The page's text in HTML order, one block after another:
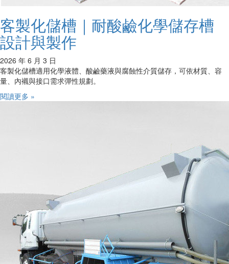
客製化儲槽｜耐酸鹼化學儲存槽
設計與製作
2026 年 6 月 3 日
客製化儲槽適用化學液體、酸鹼藥液與腐蝕性介質儲存，可依材質、容
量、內襯與接口需求彈性規劃。
閱讀更多 »